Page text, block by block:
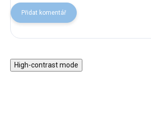
Přidat komentář
High-contrast mode